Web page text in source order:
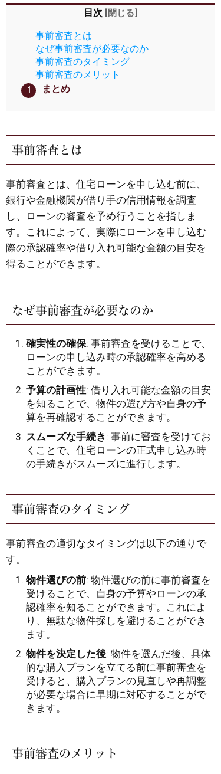
目次 [閉じる]
事前審査とは
なぜ事前審査が必要なのか
事前審査のタイミング
事前審査のメリット
まとめ
事前審査とは
事前審査とは、住宅ローンを申し込む前に、
銀行や金融機関が借り手の信用情報を調査
し、ローンの審査を予め行うことを指しま
す。これによって、実際にローンを申し込む
際の承認確率や借り入れ可能な金額の目安を
得ることができます。
なぜ事前審査が必要なのか
確実性の確保: 事前審査を受けることで、
ローンの申し込み時の承認確率を高める
ことができます。
予算の計画性: 借り入れ可能な金額の目安
を知ることで、物件の選び方や自身の予
算を再確認することができます。
スムーズな手続き : 事前に審査を受けてお
くことで、住宅ローンの正式申し込み時
の手続きがスムーズに進行します。
事前審査のタイミング
事前審査の適切なタイミングは以下の通りで
す。
物件選びの前: 物件選びの前に事前審査を
受けることで、自身の予算やローンの承
認確率を知ることができます。これによ
り、無駄な物件探しを避けることができ
ます。
物件を決定した後: 物件を選んだ後、具体
的な購入プランを立てる前に事前審査を
受けると、購入プランの見直しや再調整
が必要な場合に早期に対応することがで
きます。
事前審査のメリット